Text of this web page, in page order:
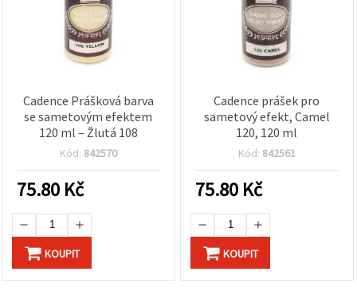
Cadence Prášková barva
se sametovým efektem
120 ml – Žlutá 108
Kód: 842570
75.80 Kč
KOUPIT
Cadence prášek pro
sametový efekt, Camel
120, 120 ml
Kód: 842561
75.80 Kč
KOUPIT